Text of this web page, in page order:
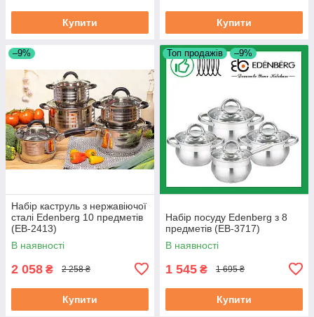
Купити Купити
–9%
Набір каструль з нержавіючої
сталі Edenberg 10 предметів
(EB-2413)
В наявності
2 058 ₴ 2 258 ₴
Купити
Топ продажів –9%
Набір посуду Edenberg з 8
предметів (EB-3717)
В наявності
1 545 ₴ 1 695 ₴
Купити